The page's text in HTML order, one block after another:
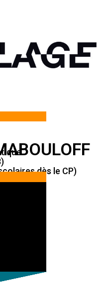
dès le CP)